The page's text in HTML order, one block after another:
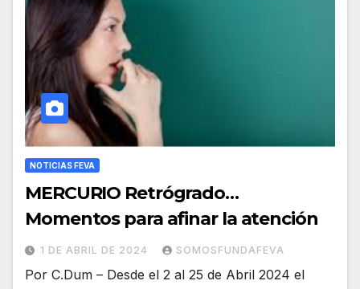
NOTICIAS FEVA
MERCURIO Retrógrado…
Momentos para afinar la atención
1 DE ABRIL DE 2024 SOMOSFUNDAFEVA
Por C.Dum – Desde el 2 al 25 de Abril 2024 el